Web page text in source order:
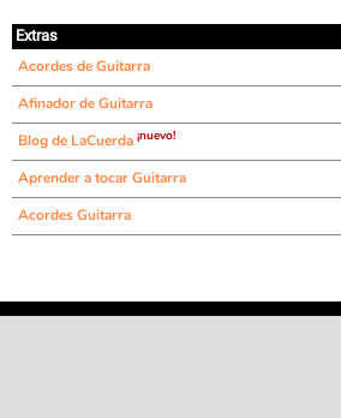
Extras
Acordes de Guitarra
Afinador de Guitarra
Blog de LaCuerda ¡nuevo!
Aprender a tocar Guitarra
Acordes Guitarra